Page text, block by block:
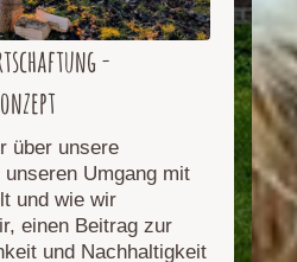
-
über unsere
Umgang mit
und wie wir
einen Beitrag zur
und Nachhaltigkeit